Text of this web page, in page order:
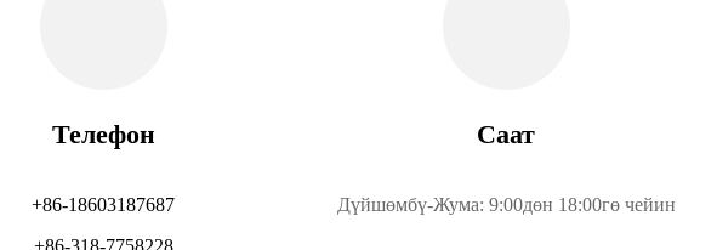
Телефон
+86-18603187687
+86-318-7758228
Саат
Дүйшөмбү-Жума: 9:00дөн 18:00гө чейин